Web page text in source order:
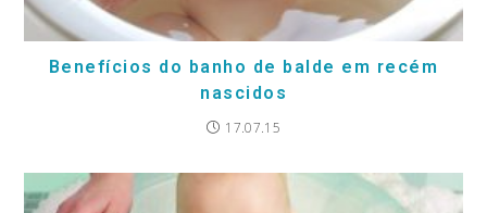
Benefícios do banho de balde em recém
nascidos
17.07.15